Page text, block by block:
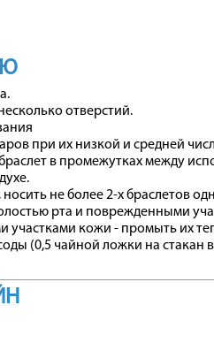
отверстий.
при их низкой и средней
в промежутках между
не более 2-х браслетов
рта и поврежденными
кожи - промыть их
(0,5 чайной ложки на стакан